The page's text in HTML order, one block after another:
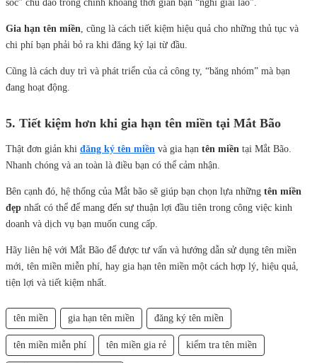
sóc” chu đáo trong chính khoảng thời gian bạn “nghỉ giải lao”.
Gia hạn tên miền, cũng là cách tiết kiệm hiệu quả cho những thủ tục và
chi phí bạn phải bỏ ra khi đăng ký lại từ đầu.
Cũng là cách duy trì và phát triển của cả công ty, “băng nhóm” mà bạn
đang hoạt động.
5. Tiết kiệm hơn khi gia hạn tên miền tại Mắt Bão
Thật đơn giản khi đăng ký tên miền và gia hạn tên miền tại Mắt Bão.
Nhanh chóng và an toàn là điều bạn có thể cảm nhận.
Bên cạnh đó, hệ thống của Mắt bão sẽ giúp bạn chọn lựa những tên miền
đẹp nhất có thể để mang đến sự thuận lợi đầu tiên trong công việc kinh
doanh và dịch vụ bạn muốn cung cấp.
Hãy liên hệ với Mắt Bão để được tư vấn và hướng dẫn sử dụng tên miền
mới, tên miền miễn phí, hay gia hạn tên miền một cách hợp lý, hiệu quả,
tiện lợi và tiết kiệm nhất.
tên miền gia hạn tên miền đăng ký tên miền
tên miền miễn phí tên miền gia rẻ kiểm tra tên miền